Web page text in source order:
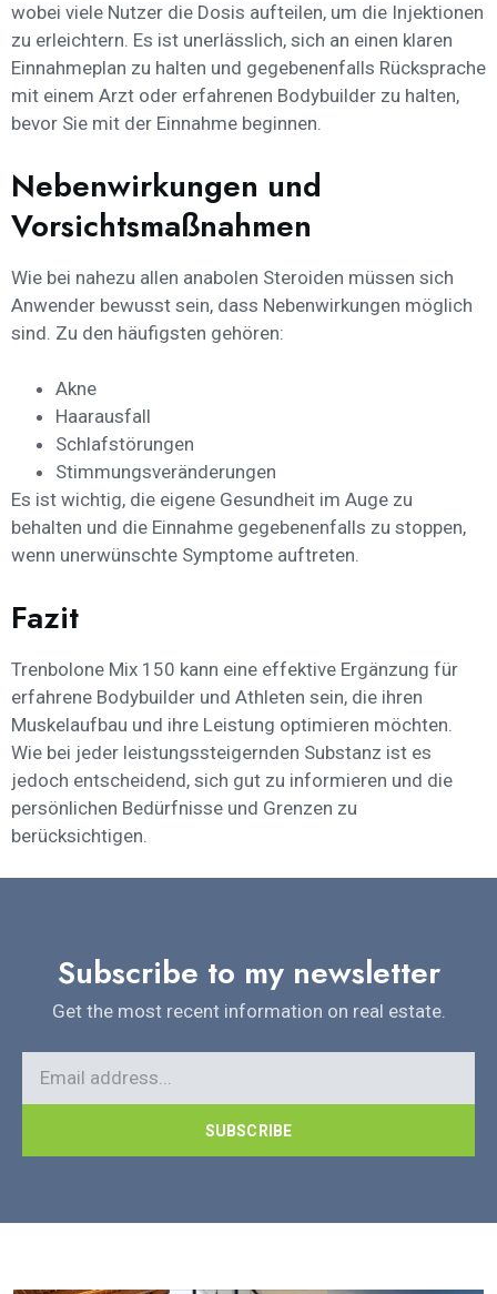
wobei viele Nutzer die Dosis aufteilen, um die Injektionen
zu erleichtern. Es ist unerlässlich, sich an einen klaren
Einnahmeplan zu halten und gegebenenfalls Rücksprache
mit einem Arzt oder erfahrenen Bodybuilder zu halten,
bevor Sie mit der Einnahme beginnen.
Nebenwirkungen und
Vorsichtsmaßnahmen
Wie bei nahezu allen anabolen Steroiden müssen sich
Anwender bewusst sein, dass Nebenwirkungen möglich
sind. Zu den häufigsten gehören:
Akne
Haarausfall
Schlafstörungen
Stimmungsveränderungen
Es ist wichtig, die eigene Gesundheit im Auge zu
behalten und die Einnahme gegebenenfalls zu stoppen,
wenn unerwünschte Symptome auftreten.
Fazit
Trenbolone Mix 150 kann eine effektive Ergänzung für
erfahrene Bodybuilder und Athleten sein, die ihren
Muskelaufbau und ihre Leistung optimieren möchten.
Wie bei jeder leistungssteigernden Substanz ist es
jedoch entscheidend, sich gut zu informieren und die
persönlichen Bedürfnisse und Grenzen zu
berücksichtigen.
Subscribe to my newsletter
Get the most recent information on real estate.
SUBSCRIBE